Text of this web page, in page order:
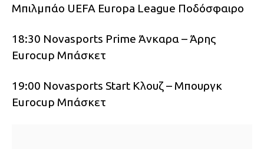
Μπιλμπάο UEFA Europa League Ποδόσφαιρο
18:30 Novasports Prime Άνκαρα – Άρης
Eurocup Μπάσκετ
19:00 Novasports Start Κλουζ – Μπουργκ
Eurocup Μπάσκετ